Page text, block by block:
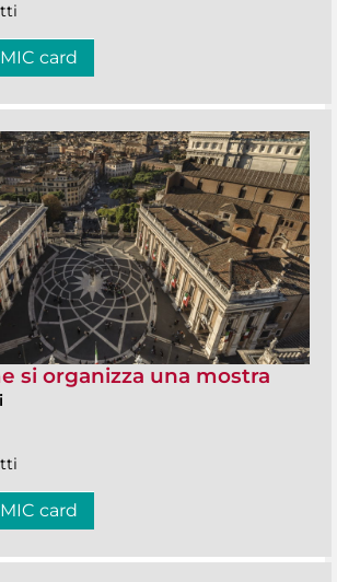
card
si organizza una mostra
card